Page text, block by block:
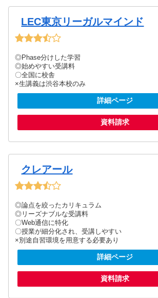
LEC東京リーガルマインド
◎Phase分けした学習
◎始めやすい受講料
〇全国に校舎
×生講義は渋谷本校のみ
詳細ページ
資料請求
クレアール
◎論点を絞ったカリキュラム
◎リーズナブルな受講料
〇Web通信に特化
〇授業が細分化され、受講しやすい
×別途自習環境を用意する必要あり
詳細ページ
資料請求